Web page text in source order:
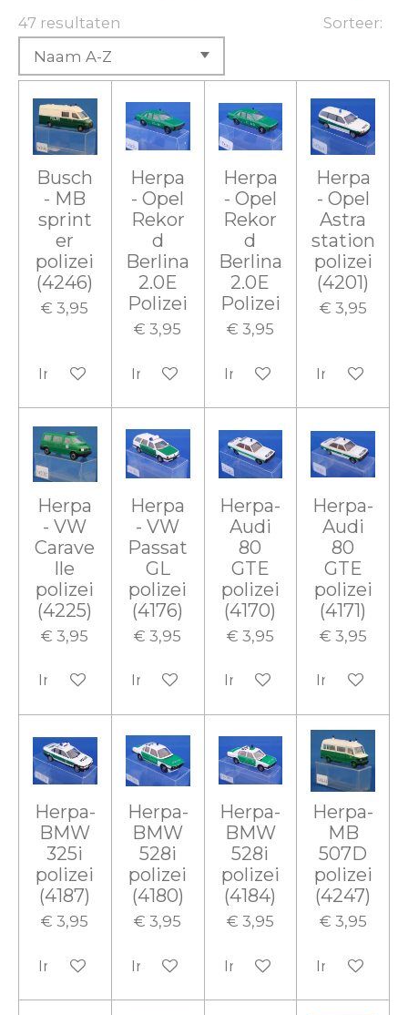
47 resultaten Sorteer:
Busch
- MB
sprint
er
polizei
(4246)
€ 3,95
In winkelwagen
Herpa
- Opel
Rekor
d
Berlina
2.0E
Polizei
€ 3,95
In winkelwagen
Herpa
- Opel
Rekor
d
Berlina
2.0E
Polizei
€ 3,95
In winkelwagen
Herpa
- Opel
Astra
station
polizei
(4201)
€ 3,95
In
Herpa
- VW
Carave
lle
polizei
(4225)
€ 3,95
In winkelwagen
Herpa
- VW
Passat
GL
polizei
(4176)
€ 3,95
In winkelwagen
Herpa-
Audi
80
GTE
polizei
(4170)
€ 3,95
In winkelwagen
Herpa-
Audi
80
GTE
polizei
(4171)
€ 3,95
In
Herpa-
BMW
325i
polizei
(4187)
€ 3,95
In winkelwagen
Herpa-
BMW
528i
polizei
(4180)
€ 3,95
In winkelwagen
Herpa-
BMW
528i
polizei
(4184)
€ 3,95
In winkelwagen
Herpa-
MB
507D
polizei
(4247)
€ 3,95
In